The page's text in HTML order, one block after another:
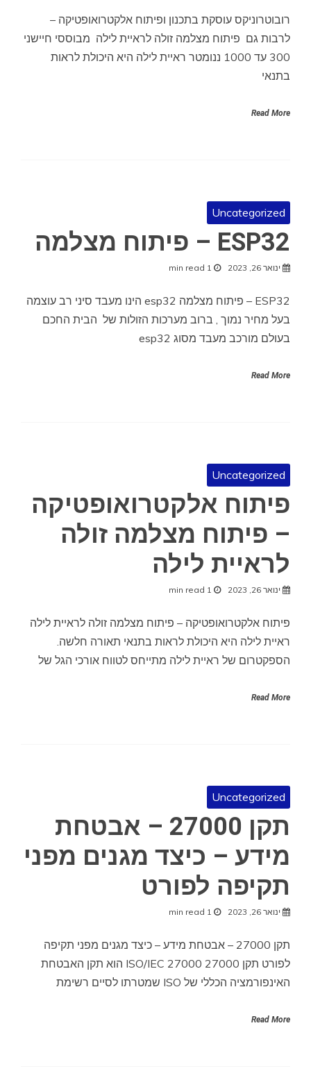
רובוטרוניקס עוסקת בתכנון ופיתוח אלקטרואופטיקה –
לרבות גם פיתוח מצלמה זולה לראיית לילה מבוססי חיישני
300 עד 1000 ננומטר ראיית לילה היא היכולת לראות
בתנאי
Read More
Uncategorized
ESP32 – פיתוח מצלמה
ינואר 26, 2023 1 min read
ESP32 – פיתוח מצלמה esp32 הינו מעבד סיני רב עוצמה
בעל מחיר נמוך , ברוב מערכות הזולות של הבית החכם
בעולם מורכב מעבד מסוג esp32
Read More
Uncategorized
פיתוח אלקטרואופטיקה
– פיתוח מצלמה זולה
לראיית לילה
ינואר 26, 2023 1 min read
פיתוח אלקטרואופטיקה – פיתוח מצלמה זולה לראיית לילה
ראיית לילה היא היכולת לראות בתנאי תאורה חלשה.
הספקטרום של ראיית לילה מתייחס לטווח אורכי הגל של
Read More
Uncategorized
תקן 27000 – אבטחת
מידע – כיצד מגנים מפני
תקיפה לפורט
ינואר 26, 2023 1 min read
תקן 27000 – אבטחת מידע – כיצד מגנים מפני תקיפה
לפורט תקן 27000 ISO/IEC 27000 הוא תקן האבטחת
האינפורמציה הכללי של ISO שמטרתו לסיים רשימת
Read More